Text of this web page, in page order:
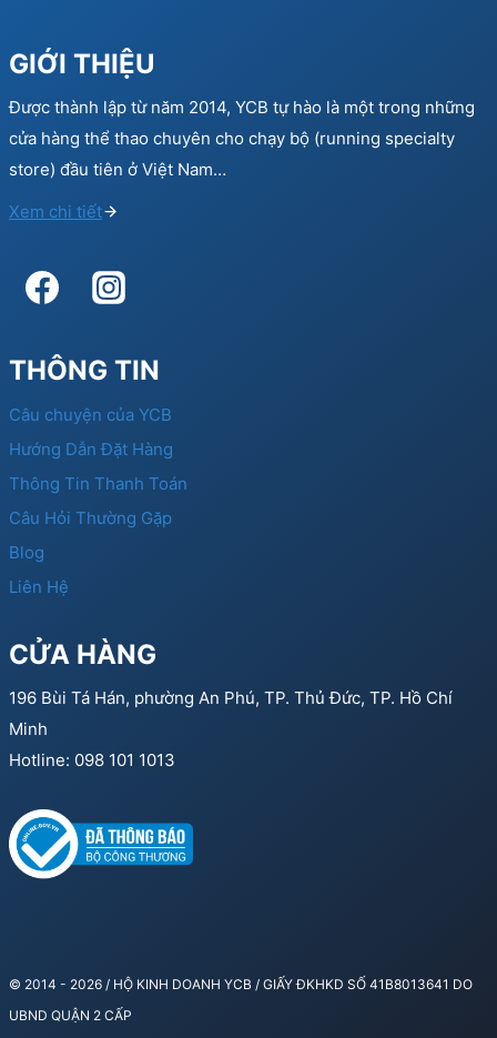
GIỚI THIỆU
Được thành lập từ năm 2014, YCB tự hào là một trong những
cửa hàng thể thao chuyên cho chạy bộ (running specialty
store) đầu tiên ở Việt Nam…
Xem chi tiết
THÔNG TIN
Câu chuyện của YCB
Hướng Dẫn Đặt Hàng
Thông Tin Thanh Toán
Câu Hỏi Thường Gặp
Blog
Liên Hệ
CỬA HÀNG
196 Bùi Tá Hán, phường An Phú, TP. Thủ Đức, TP. Hồ Chí
Minh
Hotline: 098 101 1013
© 2014 - 2026 / HỘ KINH DOANH YCB / GIẤY ĐKHKD SỐ 41B8013641 DO
UBND QUẬN 2 CẤP